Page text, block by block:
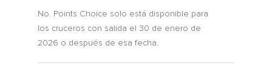
No. Points Choice solo está disponible para
los cruceros con salida el 30 de enero de
2026 o después de esa fecha.